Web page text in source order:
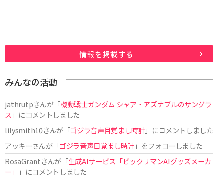
情報を掲載する
みんなの活動
jathrutpさんが「機動戦士ガンダム シャア・アズナブルのサングラ
ス 」にコメントしました
lilysmith10さんが「ゴジラ音声目覚まし時計」にコメントしました
アッキーさんが「ゴジラ音声目覚まし時計」をフォローしました
RosaGrantさんが「生成AIサービス「ビックリマンAIグッズメーカ
ー」
」にコメントしました